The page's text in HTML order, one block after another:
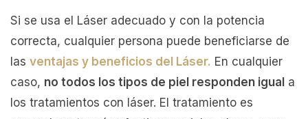
Si se usa el Láser adecuado y con la potencia
correcta, cualquier persona puede beneficiarse de
las ventajas y beneficios del Láser. En cualquier
caso, no todos los tipos de piel responden igual a
los tratamientos con láser. El tratamiento es